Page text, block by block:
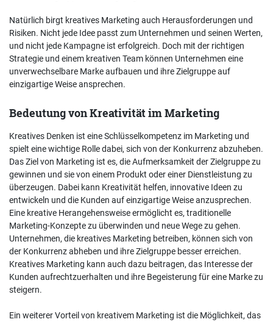
Natürlich birgt kreatives Marketing auch Herausforderungen und
Risiken. Nicht jede Idee passt zum Unternehmen und seinen Werten,
und nicht jede Kampagne ist erfolgreich. Doch mit der richtigen
Strategie und einem kreativen Team können Unternehmen eine
unverwechselbare Marke aufbauen und ihre Zielgruppe auf
einzigartige Weise ansprechen.
Bedeutung von Kreativität im Marketing
Kreatives Denken ist eine Schlüsselkompetenz im Marketing und
spielt eine wichtige Rolle dabei, sich von der Konkurrenz abzuheben.
Das Ziel von Marketing ist es, die Aufmerksamkeit der Zielgruppe zu
gewinnen und sie von einem Produkt oder einer Dienstleistung zu
überzeugen. Dabei kann Kreativität helfen, innovative Ideen zu
entwickeln und die Kunden auf einzigartige Weise anzusprechen.
Eine kreative Herangehensweise ermöglicht es, traditionelle
Marketing-Konzepte zu überwinden und neue Wege zu gehen.
Unternehmen, die kreatives Marketing betreiben, können sich von
der Konkurrenz abheben und ihre Zielgruppe besser erreichen.
Kreatives Marketing kann auch dazu beitragen, das Interesse der
Kunden aufrechtzuerhalten und ihre Begeisterung für eine Marke zu
steigern.
Ein weiterer Vorteil von kreativem Marketing ist die Möglichkeit, das